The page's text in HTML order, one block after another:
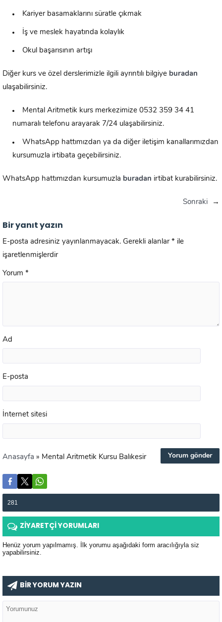
Kariyer basamaklarını süratle çıkmak
İş ve meslek hayatında kolaylık
Okul başarısının artışı
Diğer kurs ve özel derslerimizle ilgili ayrıntılı bilgiye buradan
ulaşabilirsiniz.
Mental Aritmetik kurs merkezimize 0532 359 34 41
numaralı telefonu arayarak 7/24 ulaşabilirsiniz.
WhatsApp hattımızdan ya da diğer iletişim kanallarımızdan
kursumuzla irtibata geçebilirsiniz.
WhatsApp hattımızdan kursumuzla buradan irtibat kurabilirsiniz.
Sonraki →
Bir yanıt yazın
E-posta adresiniz yayınlanmayacak. Gerekli alanlar * ile
işaretlenmişlerdir
Yorum *
Ad
E-posta
İnternet sitesi
Anasayfa » Mental Aritmetik Kursu Balıkesir
281
ZİYARETÇİ YORUMLARI
Henüz yorum yapılmamış. İlk yorumu aşağıdaki form aracılığıyla siz
yapabilirsiniz.
BİR YORUM YAZIN